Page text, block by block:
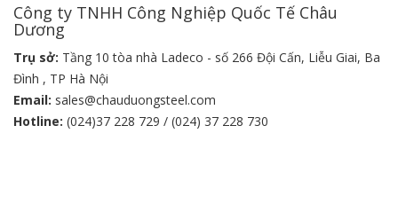
Công ty TNHH Công Nghiệp Quốc Tế Châu
Dương
Trụ sở: Tầng 10 tòa nhà Ladeco - số 266 Đội Cấn, Liễu Giai, Ba
Đình , TP Hà Nội
Email: sales@chauduongsteel.com
Hotline: (024)37 228 729 / (024) 37 228 730